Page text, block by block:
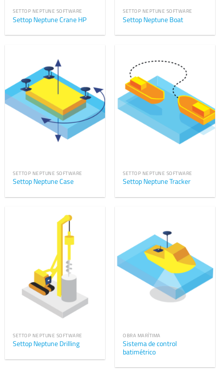
SETTOP NEPTUNE SOFTWARE
Settop Neptune Crane HP
SETTOP NEPTUNE SOFTWARE
Settop Neptune Boat
SETTOP NEPTUNE SOFTWARE
Settop Neptune Case
SETTOP NEPTUNE SOFTWARE
Settop Neptune Tracker
SETTOP NEPTUNE SOFTWARE
Settop Neptune Drilling
OBRA MARÍTIMA
Sistema de control
batimétrico